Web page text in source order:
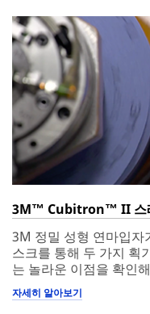
3M™ Cubitron™ II 스
3M 정밀 성형 연마입자
스크를 통해 두 가지 획
는 놀라운 이점을 확인
자세히 알아보기